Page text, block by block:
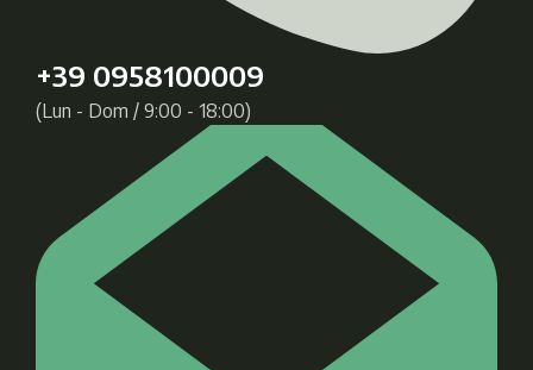
+39 0958100009
(Lun - Dom / 9:00 - 18:00)